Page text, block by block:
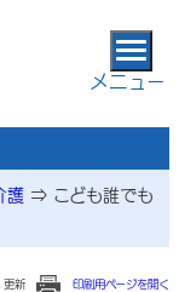
メニュー
護 ⇒ こども誰でも
更新 印刷用ページを開く